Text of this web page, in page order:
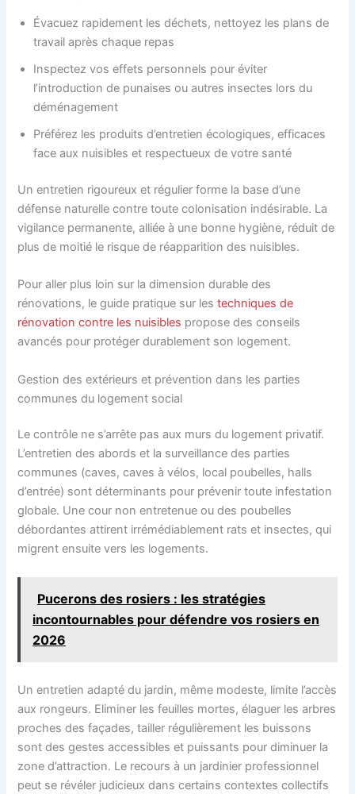
Évacuez rapidement les déchets, nettoyez les plans de
travail après chaque repas
Inspectez vos effets personnels pour éviter
l’introduction de punaises ou autres insectes lors du
déménagement
Préférez les produits d’entretien écologiques, efficaces
face aux nuisibles et respectueux de votre santé
Un entretien rigoureux et régulier forme la base d’une
défense naturelle contre toute colonisation indésirable. La
vigilance permanente, alliée à une bonne hygiène, réduit de
plus de moitié le risque de réapparition des nuisibles.
Pour aller plus loin sur la dimension durable des
rénovations, le guide pratique sur lestechniques de
rénovation contre les nuisibles propose des conseils
avancés pour protéger durablement son logement.
Gestion des extérieurs et prévention dans les parties
communes du logement social
Le contrôle ne s’arrête pas aux murs du logement privatif.
L’entretien des abords et la surveillance des parties
communes (caves, caves à vélos, local poubelles, halls
d’entrée) sont déterminants pour prévenir toute infestation
globale. Une cour non entretenue ou des poubelles
débordantes attirent irrémédiablement rats et insectes, qui
migrent ensuite vers les logements.
Pucerons des rosiers : les stratégies
incontournables pour défendre vos rosiers en
2026
Un entretien adapté du jardin, même modeste, limite l’accès
aux rongeurs. Eliminer les feuilles mortes, élaguer les arbres
proches des façades, tailler régulièrement les buissons
sont des gestes accessibles et puissants pour diminuer la
zone d’attraction. Le recours à un jardinier professionnel
peut se révéler judicieux dans certains contextes collectifs